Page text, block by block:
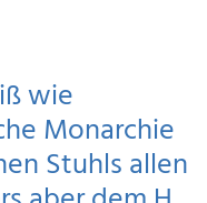
wie
Monarchie
Stuhls allen